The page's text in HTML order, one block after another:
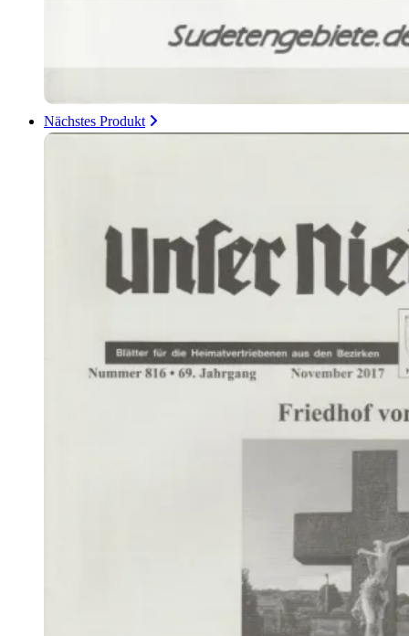
Nächstes Produkt